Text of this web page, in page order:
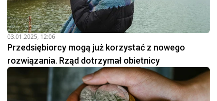
03.01.2025, 12:06
Przedsiębiorcy mogą już korzystać z nowego
rozwiązania. Rząd dotrzymał obietnicy